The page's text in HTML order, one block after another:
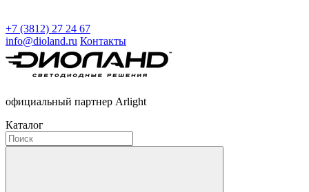
+7 (3812) 27 24 67
info@dioland.ru Контакты
официальный партнер Arlight
Каталог